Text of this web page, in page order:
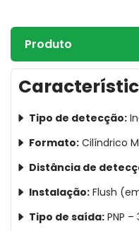
Produto
Tipo de detecção:
Formato: Cilíndrico
Distância de
Instalação: Flush
Tipo de saída: PNP –